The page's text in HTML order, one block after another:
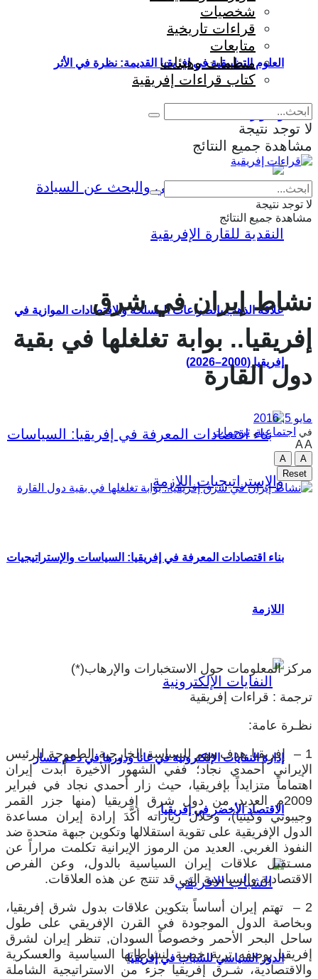
العلوم التطبيقية في إفريقيا القديمة: نظرة في الأثر
والمؤثرات
علاقة الذهب بالصراعات المسلحة والاقتصادات الموازية في
إفريقيا (2000–2026)
بناء اقتصادات المعرفة في إفريقيا: السياسات والإستراتيجيات
اللازمة
إدارة النفايات الإلكترونية في غانا ودورها في دعم مسار
الاقتصاد الأخضر في إفريقيا
الدور السياسي للشباب في إفريقيا
شخصيات
قراءات تاريخية
متابعات
منظمات وهيئات
كتاب قراءات إفريقية
لا توجد نتيجة
مشاهدة جميع النتائج
لا توجد نتيجة
مشاهدة جميع النتائج
نشاط إيران في شرق
إفريقيا.. بوابة تغلغلها في بقية
دول القارة
مايو 5, 2016
في اجتماعية, ترجمات
AA
A
A
Reset
مركز المعلومات حول الاستخبارات والإرهاب(*)
ترجمة : قراءات إفريقية
نظـرة عامة:
1 – إفريقيا هدف مهم للسياسة الخارجية الطموحة للرئيس
الإيراني أحمدي نجاد؛ ففي الشهور الأخيرة أبدت إيران
اهتماماً متزايداً بإفريقيا، حيث زار أحمدي نجاد في فبراير
2009م العديد من دول شرق إفريقيا (منها جزر القمر
وجيبوتي وكينيا)، وخلال زياراته أكَّدَ إرادة إيران مساعدة
الدول الإفريقية على تقوية استقلالها وتكوين جبهة متحدة ضد
النفوذ الغربي. العديد من الرموز الإيرانية تكلمت مراراً عن
مسـتقبل علاقات إيران السياسية بالدول، وعن الفرص
الاقتصادية والسياسية التي قد تنتج عن هذه العلاقات.
2 – تهتم إيران أساساً بتكوين علاقات بدول شرق إفريقيا،
وبخاصة الدول الموجودة في القرن الإفريقي على طول
ساحل البحر الأحمر وخصوصاً السودان, تنظر إيران لشرق
إفريقيا بوصفه تربة خصبة لنشاطاتها السياسية والعسكرية
والاقتصادية، شـرق إفريقيا جزء من الاستراتيجية الشاملة